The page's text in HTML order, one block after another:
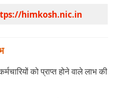
himkosh.nic.in
को प्राप्त होने वाले लाभ की